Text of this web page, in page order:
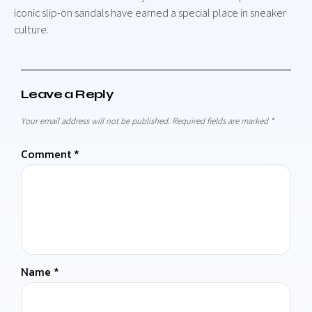
iconic slip-on sandals have earned a special place in sneaker
culture.
Leave a Reply
Your email address will not be published. Required fields are marked *
Comment *
Name *